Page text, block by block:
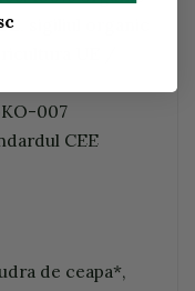
sigiliul organic
007
CEE
de ceapa*,